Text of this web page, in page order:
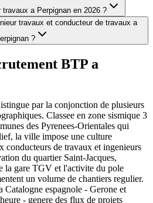
a Perpignan en 2026 ?
travaux et conducteur de travaux a
?
BTP a
par la conjonction de plusieurs
Classee en zone sismique 3
des Pyrenees-Orientales qui
la ville impose une culture
conducteurs de travaux et ingenieurs
du quartier Saint-Jacques,
la gare TGV et l'activite du pole
un volume de chantiers regulier.
espagnole - Gerone et
- genere des flux de projets